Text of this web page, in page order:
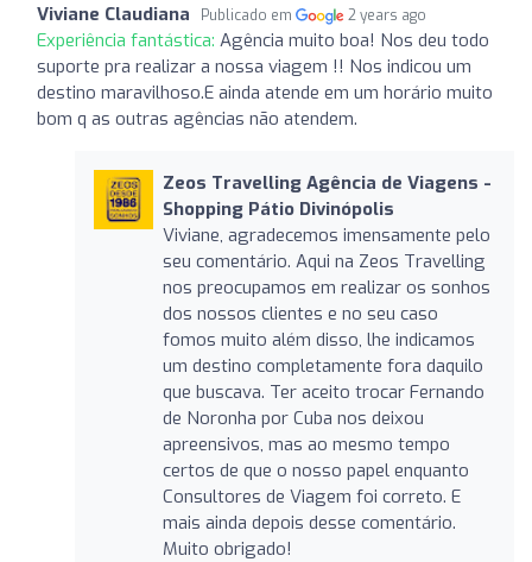
Viviane Claudiana Publicado em 2 years ago
Experiência fantástica: Agência muito boa! Nos deu todo
suporte pra realizar a nossa viagem !! Nos indicou um
destino maravilhoso.E ainda atende em um horário muito
bom q as outras agências não atendem.
Zeos Travelling Agência de Viagens -
Shopping Pátio Divinópolis
Viviane, agradecemos imensamente pelo
seu comentário. Aqui na Zeos Travelling
nos preocupamos em realizar os sonhos
dos nossos clientes e no seu caso
fomos muito além disso, lhe indicamos
um destino completamente fora daquilo
que buscava. Ter aceito trocar Fernando
de Noronha por Cuba nos deixou
apreensivos, mas ao mesmo tempo
certos de que o nosso papel enquanto
Consultores de Viagem foi correto. E
mais ainda depois desse comentário.
Muito obrigado!